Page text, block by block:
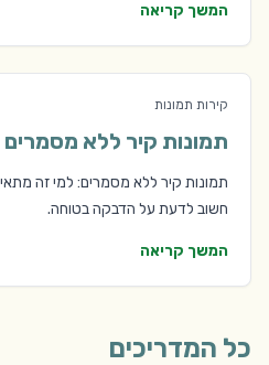
המשך קריאה
קירות תמונות
תמונות קיר ללא מסמרים
תמונות קיר ללא מסמרים: למי זה
חשוב לדעת על הדבקה בטוחה.
המשך קריאה
כל המדריכים